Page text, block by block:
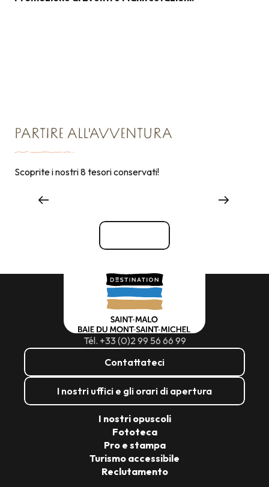
PARTIRE ALL'AVVENTURA
Scoprite i nostri 8 tesori conservati!
Tél. +33 (0)2 99 56 66 99
Contattateci
I nostri uffici e gli orari di apertura
I nostri opuscoli
Fototeca
Pro e stampa
Turismo accessibile
Reclutamento